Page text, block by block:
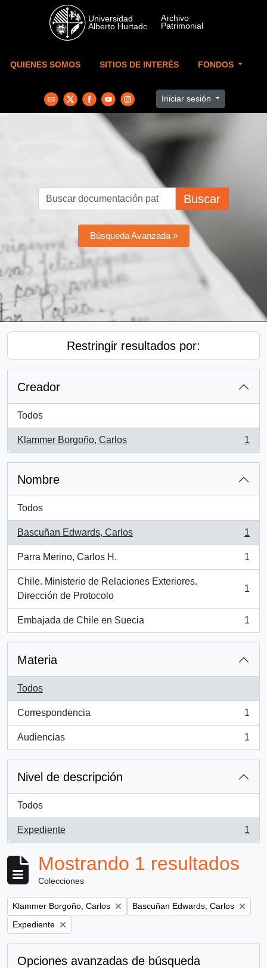
Skip to main content
QUIENES SOMOS SITIOS DE INTERÉS FONDOS
Iniciar sesión
Buscar
Búsqueda Avanzada »
Restringir resultados por:
Creador
Todos
Klammer Borgoño, Carlos
, 1 resultados
1
Nombre
Todos
Bascuñan Edwards, Carlos
, 1 resultados
1
Parra Merino, Carlos H.
, 1 resultados
1
Chile. Ministerio de Relaciones Exteriores.
Dirección de Protocolo
, 1 resultados
1
Embajada de Chile en Suecia
, 1 resultados
1
Materia
Todos
Correspondencia
, 1 resultados
1
Audiencias
, 1 resultados
1
Nivel de descripción
Todos
Expediente
, 1 resultados
1
Mostrando 1 resultados
Colecciones
Remove filter:
Klammer Borgoño, Carlos Remove filter:
Bascuñan Edwards, Carlos
Remove filter:
Expediente
Opciones avanzadas de búsqueda